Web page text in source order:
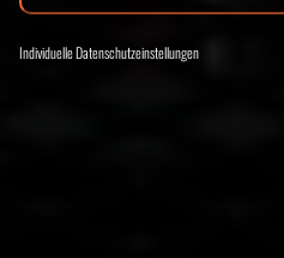
Individuelle Datenschutzeinstellungen